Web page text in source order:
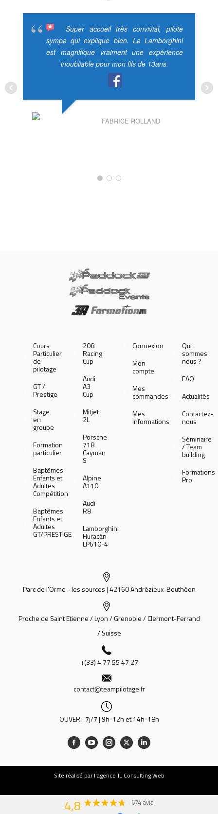
Super accueil très convivial, pilote
sympa qui explique bien. La Lamborghini
est magnifique vraiment une expérience
inoubliable pour mon fils de 13ans.
FABRICE ROLLAND
Cours
Particulier
de
pilotage
GT /
Prestige
Stage
en
groupe
Formation
particulier
Baptêmes
Enfants et
Adultes
Compétition
Baptêmes
Enfants et
Adultes
GT/PRESTIGE
208
Racing
Cup
Audi
A3
Cup
Mitjet
2L
Porsche
718
Cayman
S
Alpine
A110
Audi
R8
Lamborghini
Huracán
LP610-4
Connexion
Mon
compte
Mes
commandes
Mes
informations
Qui
sommes
nous ?
FAQ
Actualités
Contactez-
nous
Séminaire
/ Team
building
Formations
Pro
Parc de l'Orme - les sources | 42160 Andrézieux-Bouthéon
Proche de Saint Etienne / Lyon / Grenoble / Clermont-Ferrand
/ Suisse
+(33) 4 77 55 47 27
contact@teampilotage.fr
OUVERT 7j/7 | 9h-12h et 14h-18h
4,8 674 avis
Site réalisé par l’agence JL Consulting Web